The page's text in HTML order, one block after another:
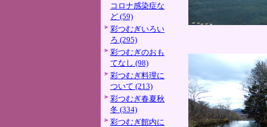
コロナ感染症な
ど (59)
彩つむぎいろい
ろ (295)
彩つむぎのおも
てなし (98)
彩つむぎ料理に
ついて (213)
彩つむぎ春夏秋
冬 (334)
彩つむぎ館内に